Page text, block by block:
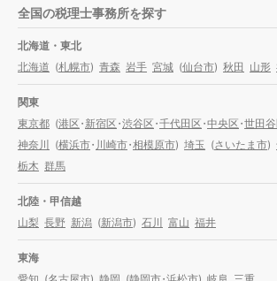
全国の税理士事務所を探す
北海道・東北
北海道 (札幌市) 青森 岩手 宮城 (仙台市) 秋田 山形
関東
東京都 (港区・新宿区・渋谷区・千代田区・中央区・世田
神奈川 (横浜市・川崎市・相模原市) 埼玉 (さいたま市)
栃木 群馬
北陸・甲信越
山梨 長野 新潟 (新潟市) 石川 富山 福井
東海